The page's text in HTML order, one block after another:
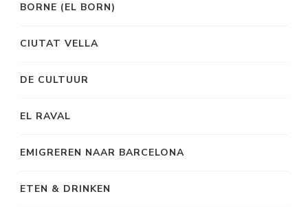
BORNE (EL BORN)
CIUTAT VELLA
DE CULTUUR
EL RAVAL
EMIGREREN NAAR BARCELONA
ETEN & DRINKEN